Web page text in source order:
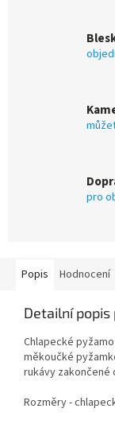
pro
Popis Hodnocení
Detailní popis
Chlapecké
měkoučké
rukávy
Rozměry -